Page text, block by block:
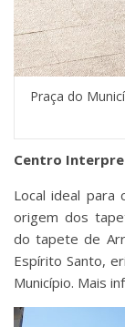
Praça do
Centro
Local ideal para
origem dos
do tapete de
Espírito Santo,
Município. Mais